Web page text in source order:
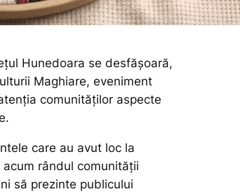
Hunedoara se desfășoară,
Maghiare, eveniment
comunităților aspecte
care au avut loc la
rândul comunității
să prezinte publicului